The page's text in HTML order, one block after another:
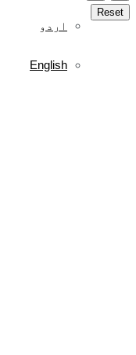
اردو
English
Reset